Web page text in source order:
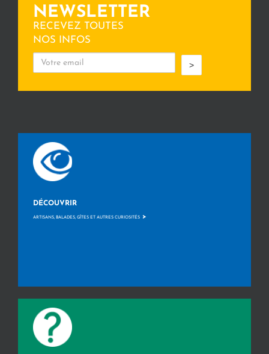
NEWSLETTER
RECEVEZ TOUTES
NOS INFOS
>
DÉCOUVRIR
ARTISANS, BALADES, GÎTES ET AUTRES CURIOSITÉS >